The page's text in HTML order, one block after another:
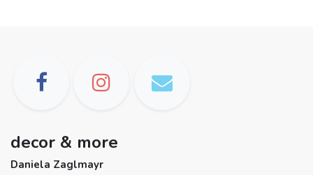
decor & more
Daniela Zaglmayr